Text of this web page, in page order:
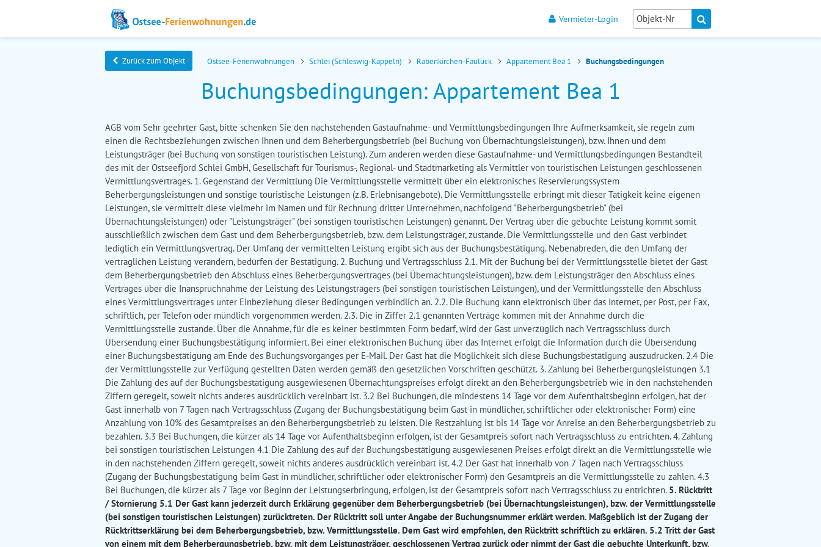
Vermieter-Login
Zurück zum Objekt Ostsee-Ferienwohnungen Schlei (Schleswig-Kappeln) Rabenkirchen-Faulück Appartement Bea 1 Buchungsbedingungen
Buchungsbedingungen: Appartement Bea 1
AGB vom Sehr geehrter Gast, bitte schenken Sie den nachstehenden Gastaufnahme- und Vermittlungsbedingungen Ihre Aufmerksamkeit, sie regeln zum
einen die Rechtsbeziehungen zwischen Ihnen und dem Beherbergungsbetrieb (bei Buchung von Übernachtungsleistungen), bzw. Ihnen und dem
Leistungsträger (bei Buchung von sonstigen touristischen Leistung). Zum anderen werden diese Gastaufnahme- und Vermittlungsbedingungen Bestandteil
des mit der Ostseefjord Schlei GmbH, Gesellschaft für Tourismus-, Regional- und Stadtmarketing als Vermittler von touristischen Leistungen geschlossenen
Vermittlungsvertrages. 1. Gegenstand der Vermittlung Die Vermittlungsstelle vermittelt über ein elektronisches Reservierungssystem
Beherbergungsleistungen und sonstige touristische Leistungen (z.B. Erlebnisangebote). Die Vermittlungsstelle erbringt mit dieser Tätigkeit keine eigenen
Leistungen, sie vermittelt diese vielmehr im Namen und für Rechnung dritter Unternehmen, nachfolgend "Beherbergungsbetrieb" (bei
Übernachtungsleistungen) oder "Leistungsträger" (bei sonstigen touristischen Leistungen) genannt. Der Vertrag über die gebuchte Leistung kommt somit
ausschließlich zwischen dem Gast und dem Beherbergungsbetrieb, bzw. dem Leistungsträger, zustande. Die Vermittlungsstelle und den Gast verbindet
lediglich ein Vermittlungsvertrag. Der Umfang der vermittelten Leistung ergibt sich aus der Buchungsbestätigung. Nebenabreden, die den Umfang der
vertraglichen Leistung verändern, bedürfen der Bestätigung. 2. Buchung und Vertragsschluss 2.1. Mit der Buchung bei der Vermittlungsstelle bietet der Gast
dem Beherbergungsbetrieb den Abschluss eines Beherbergungsvertrages (bei Übernachtungsleistungen), bzw. dem Leistungsträger den Abschluss eines
Vertrages über die Inanspruchnahme der Leistung des Leistungsträgers (bei sonstigen touristischen Leistungen), und der Vermittlungsstelle den Abschluss
eines Vermittlungsvertrages unter Einbeziehung dieser Bedingungen verbindlich an. 2.2. Die Buchung kann elektronisch über das Internet, per Post, per Fax,
schriftlich, per Telefon oder mündlich vorgenommen werden. 2.3. Die in Ziffer 2.1 genannten Verträge kommen mit der Annahme durch die
Vermittlungsstelle zustande. Über die Annahme, für die es keiner bestimmten Form bedarf, wird der Gast unverzüglich nach Vertragsschluss durch
Übersendung einer Buchungsbestätigung informiert. Bei einer elektronischen Buchung über das Internet erfolgt die Information durch die Übersendung
einer Buchungsbestätigung am Ende des Buchungsvorganges per E-Mail. Der Gast hat die Möglichkeit sich diese Buchungsbestätigung auszudrucken. 2.4 Die
der Vermittlungsstelle zur Verfügung gestellten Daten werden gemäß den gesetzlichen Vorschriften geschützt. 3. Zahlung bei Beherbergungsleistungen 3.1
Die Zahlung des auf der Buchungsbestätigung ausgewiesenen Übernachtungspreises erfolgt direkt an den Beherbergungsbetrieb wie in den nachstehenden
Ziffern geregelt, soweit nichts anderes ausdrücklich vereinbart ist. 3.2 Bei Buchungen, die mindestens 14 Tage vor dem Aufenthaltsbeginn erfolgen, hat der
Gast innerhalb von 7 Tagen nach Vertragsschluss (Zugang der Buchungsbestätigung beim Gast in mündlicher, schriftlicher oder elektronischer Form) eine
Anzahlung von 10% des Gesamtpreises an den Beherbergungsbetrieb zu leisten. Die Restzahlung ist bis 14 Tage vor Anreise an den Beherbergungsbetrieb zu
bezahlen. 3.3 Bei Buchungen, die kürzer als 14 Tage vor Aufenthaltsbeginn erfolgen, ist der Gesamtpreis sofort nach Vertragsschluss zu entrichten. 4. Zahlung
bei sonstigen touristischen Leistungen 4.1 Die Zahlung des auf der Buchungsbestätigung ausgewiesenen Preises erfolgt direkt an die Vermittlungsstelle wie
in den nachstehenden Ziffern geregelt, soweit nichts anderes ausdrücklich vereinbart ist. 4.2 Der Gast hat innerhalb von 7 Tagen nach Vertragsschluss
(Zugang der Buchungsbestätigung beim Gast in mündlicher, schriftlicher oder elektronischer Form) den Gesamtpreis an die Vermittlungsstelle zu zahlen. 4.3
Bei Buchungen, die kürzer als 7 Tage vor Beginn der Leistungserbringung, erfolgen, ist der Gesamtpreis sofort nach Vertragsschluss zu entrichten. 5. Rücktritt
/ Stornierung 5.1 Der Gast kann jederzeit durch Erklärung gegenüber dem Beherbergungsbetrieb (bei Übernachtungsleistungen), bzw. der Vermittlungsstelle
(bei sonstigen touristischen Leistungen) zurücktreten. Der Rücktritt soll unter Angabe der Buchungsnummer erklärt werden. Maßgeblich ist der Zugang der
Rücktrittserklärung bei dem Beherbergungsbetrieb, bzw. Vermittlungsstelle. Dem Gast wird empfohlen, den Rücktritt schriftlich zu erklären. 5.2 Tritt der Gast
von einem mit dem Beherbergungsbetrieb, bzw. mit dem Leistungsträger, geschlossenen Vertrag zurück oder nimmt der Gast die gebuchte Unterkunft, bzw.